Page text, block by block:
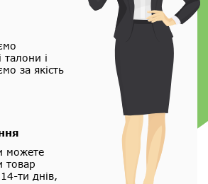
талони і
за якість
можете
товар
ти днів,